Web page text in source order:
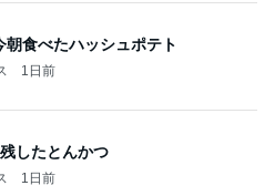
朝食べたハッシュポテト
1日前
したとんかつ
1日前